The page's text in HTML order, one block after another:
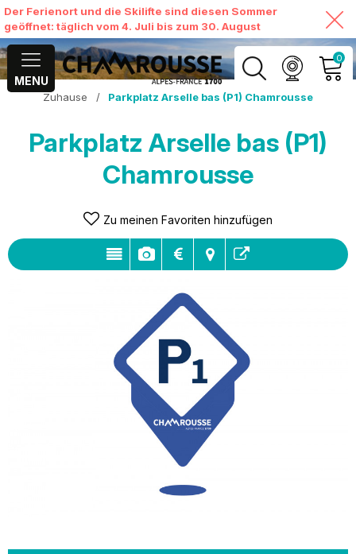
Der Ferienort und die Skilifte sind diesen Sommer
geöffnet: täglich vom 4. Juli bis zum 30. August
MENU
0
MEIN KONTO
MEINEN WARENKORB
Zuhause / Parkplatz Arselle bas (P1) Chamrousse
Parkplatz Arselle bas (P1)
Chamrousse
Zu meinen Favoriten hinzufügen